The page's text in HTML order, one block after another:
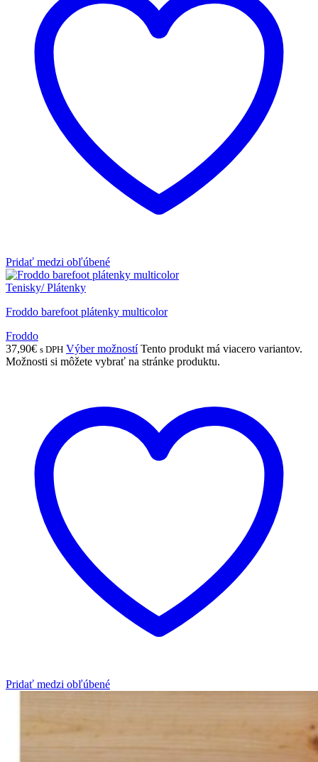
Pridať medzi obľúbené
Tenisky/ Plátenky
Froddo barefoot plátenky multicolor
Froddo
37,90€ s DPH Výber možností Tento produkt má viacero variantov.
Možnosti si môžete vybrať na stránke produktu.
Pridať medzi obľúbené